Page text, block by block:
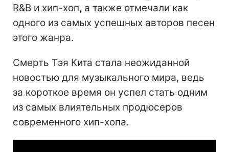
R&B и хип-хоп, а также отмечали как
одного из самых успешных авторов песен
этого жанра.
Смерть Тэя Кита стала неожиданной
новостью для музыкального мира, ведь
за короткое время он успел стать одним
из самых влиятельных продюсеров
современного хип-хопа.